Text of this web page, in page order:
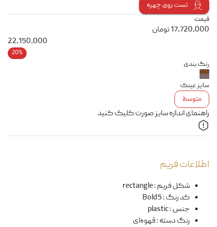
تست روی چهره
قیمت
17,720,000تومان
22,150,000
20%
رنگ بندی
سایز عینک
متوسط
راهنمای اندازه سایز صورت کلیک کنید
اطلاعات فریم
شکل فریم:
rectangle
کد رنگ:
Bold5
جنس:
plastic
رنگ دسته:قهوه‌ای